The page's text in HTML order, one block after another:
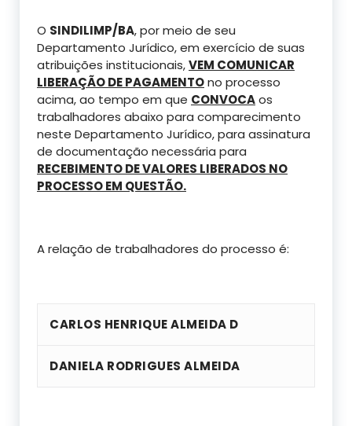
O SINDILIMP/BA, por meio de seu
Departamento Jurídico, em exercício de suas
atribuições institucionais,VEM COMUNICAR
LIBERAÇÃO DE PAGAMENTOno processo
acima, ao tempo em que CONVOCAos
trabalhadores abaixo para comparecimento
neste Departamento Jurídico, para assinatura
de documentação necessária para
RECEBIMENTO DE VALORES LIBERADOS NO
PROCESSO EM QUESTÃO.
A relação de trabalhadores do processo é:
CARLOS HENRIQUE ALMEIDA D
DANIELA RODRIGUES ALMEIDA